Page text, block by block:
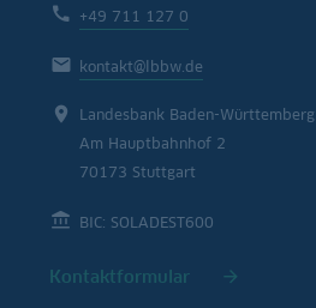
+49 711 127 0
kontakt@lbbw.de
Landesbank Baden-Württemberg
Am Hauptbahnhof 2
70173 Stuttgart
BIC: SOLADEST600
Kontaktformular